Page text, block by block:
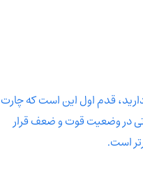
قدم اول این است که چارت
در وضعیت قوت و ضعف قرار
است.